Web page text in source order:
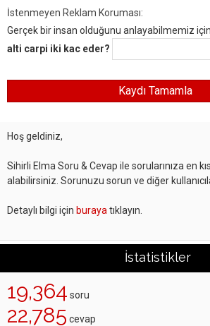
İstenmeyen Reklam Koruması:
Gerçek bir insan olduğunu anlayabilmemiz
alti carpi iki kac eder?
Hoş geldiniz,
Sihirli Elma Soru & Cevap ile sorularınıza en
alabilirsiniz. Sorunuzu sorun ve diğer
Detaylı bilgi için buraya tıklayın.
İstatistikler
19,364 soru
22,785 cevap